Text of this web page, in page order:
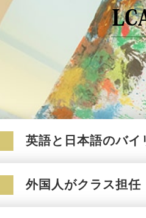
英語と日本語のバイ
外国人がクラス担任